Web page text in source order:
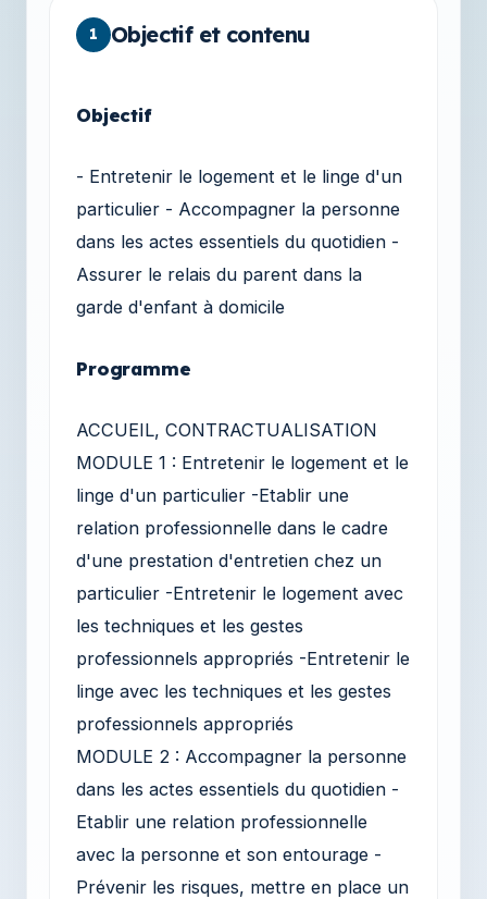
1 Objectif et contenu
Objectif
- Entretenir le logement et le linge d'un
particulier - Accompagner la personne
dans les actes essentiels du quotidien -
Assurer le relais du parent dans la
garde d'enfant à domicile
Programme
ACCUEIL, CONTRACTUALISATION
MODULE 1 : Entretenir le logement et le
linge d'un particulier -Etablir une
relation professionnelle dans le cadre
d'une prestation d'entretien chez un
particulier -Entretenir le logement avec
les techniques et les gestes
professionnels appropriés -Entretenir le
linge avec les techniques et les gestes
professionnels appropriés
MODULE 2 : Accompagner la personne
dans les actes essentiels du quotidien -
Etablir une relation professionnelle
avec la personne et son entourage -
Prévenir les risques, mettre en place un